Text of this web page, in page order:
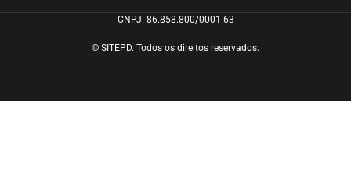
CNPJ: 86.858.800/0001-63
© SITEPD. Todos os direitos reservados.